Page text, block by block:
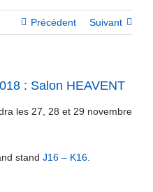
Précédent Suivant
: Salon HEAVENT
les 27, 28 et 29 novembre
stand J16 – K16